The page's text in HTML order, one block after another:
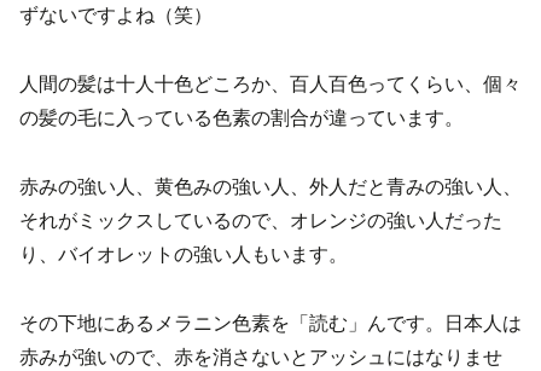
ずないですよね（笑）
人間の髪は十人十色どころか、百人百色ってくらい、個々
の髪の毛に入っている色素の割合が違っています。
赤みの強い人、黄色みの強い人、外人だと青みの強い人、
それがミックスしているので、オレンジの強い人だった
り、バイオレットの強い人もいます。
その下地にあるメラニン色素を「読む」んです。日本人は
赤みが強いので、赤を消さないとアッシュにはなりませ